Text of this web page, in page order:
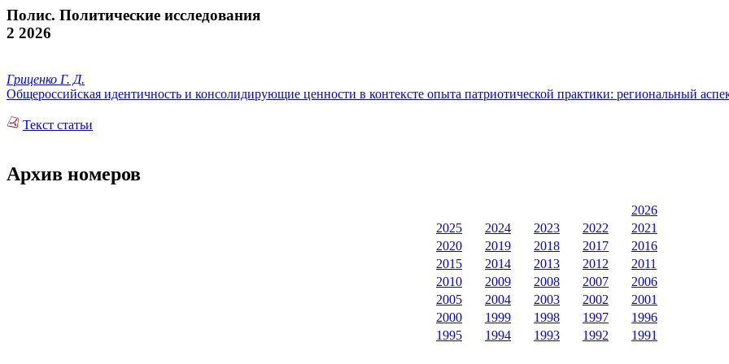
Полис. Политические исследования
2 2026
Гриценко Г. Д.
Общероссийская идентичность и консолидирующие ценности в контексте опыта патриотической практики: региональный
Текст статьи
Архив номеров
2026
2025
2024 2023 2022
2021
2020
2019 2018 2017
2016
2015
2014 2013 2012
2011
2010
2009 2008 2007
2006
2005
2004 2003 2002
2001
2000
1999 1998 1997
1996
1995
1994 1993 1992 1991